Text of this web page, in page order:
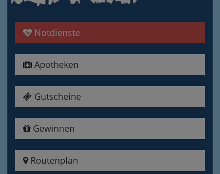
Notdienste
Apotheken
Gutscheine
Gewinnen
Routenplan